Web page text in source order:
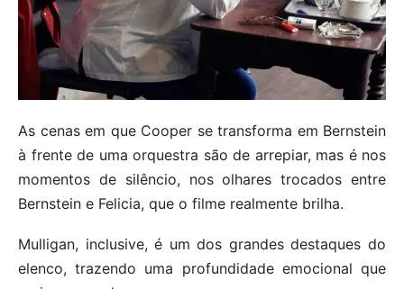
As cenas em que Cooper se transforma em Bernstein
à frente de uma orquestra são de arrepiar, mas é nos
momentos de silêncio, nos olhares trocados entre
Bernstein e Felicia, que o filme realmente brilha.
Mulligan, inclusive, é um dos grandes destaques do
elenco, trazendo uma profundidade emocional que